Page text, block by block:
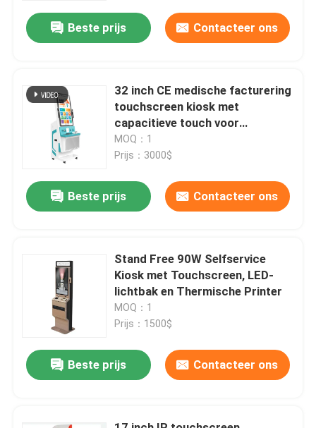
Huis
Videos
VR toon
Over ons
Kwaliteitscontrole
Neem contact met ons op
Nieuws
Beste prijs Contacteer ons
32 inch CE medische facturering
touchscreen kiosk met
capacitieve touch voor
ziekenhuis inchecken
MOQ：1
Prijs：3000$
Beste prijs Contacteer ons
Stand Free 90W Selfservice
Kiosk met Touchscreen, LED-
lichtbak en Thermische Printer
MOQ：1
Prijs：1500$
Beste prijs Contacteer ons